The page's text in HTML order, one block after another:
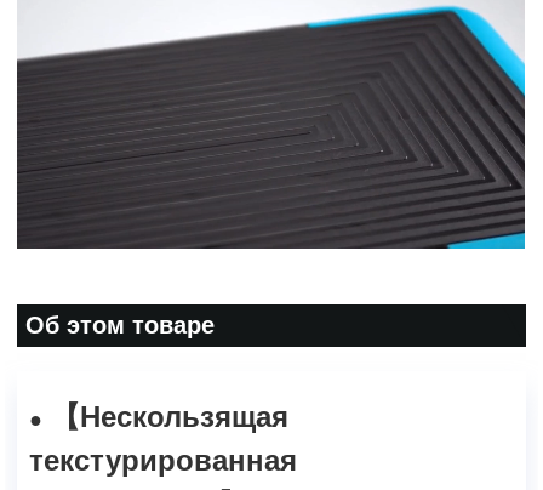
Об этом товаре
● 【Нескользящая
текстурированная